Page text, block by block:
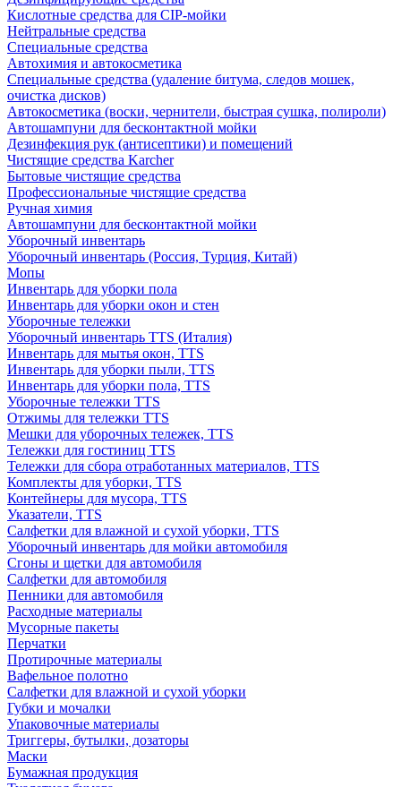
Кислотные средства для CIP-мойки
Нейтральные средства
Специальные средства
Автохимия и автокосметика
Специальные средства (удаление битума, следов мошек,
очистка дисков)
Автокосметика (воски, чернители, быстрая сушка, полироли)
Автошампуни для бесконтактной мойки
Дезинфекция рук (антисептики) и помещений
Чистящие средства Karcher
Бытовые чистящие средства
Профессиональные чистящие средства
Ручная химия
Автошампуни для бесконтактной мойки
Уборочный инвентарь
Уборочный инвентарь (Россия, Турция, Китай)
Мопы
Инвентарь для уборки пола
Инвентарь для уборки окон и стен
Уборочные тележки
Уборочный инвентарь TTS (Италия)
Инвентарь для мытья окон, TTS
Инвентарь для уборки пыли, TTS
Инвентарь для уборки пола, TTS
Уборочные тележки TTS
Отжимы для тележки TTS
Мешки для уборочных тележек, TTS
Тележки для гостиниц TTS
Тележки для сбора отработанных материалов, TTS
Комплекты для уборки, TTS
Контейнеры для мусора, TTS
Указатели, TTS
Салфетки для влажной и сухой уборки, TTS
Уборочный инвентарь для мойки автомобиля
Сгоны и щетки для автомобиля
Салфетки для автомобиля
Пенники для автомобиля
Расходные материалы
Мусорные пакеты
Перчатки
Протирочные материалы
Вафельное полотно
Салфетки для влажной и сухой уборки
Губки и мочалки
Упаковочные материалы
Триггеры, бутылки, дозаторы
Маски
Бумажная продукция